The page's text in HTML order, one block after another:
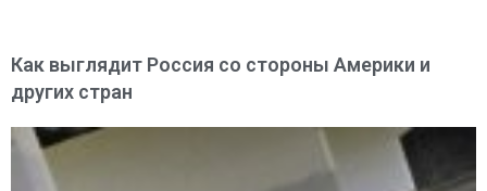
Как выглядит Россия со стороны Америки и
других стран